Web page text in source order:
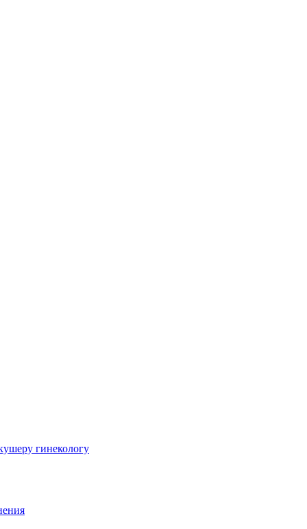
гинекологу